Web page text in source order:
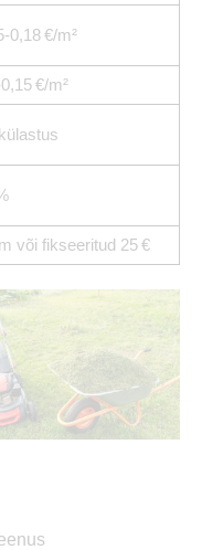
0,18 €/m²
€/m²
või fikseeritud 25 €